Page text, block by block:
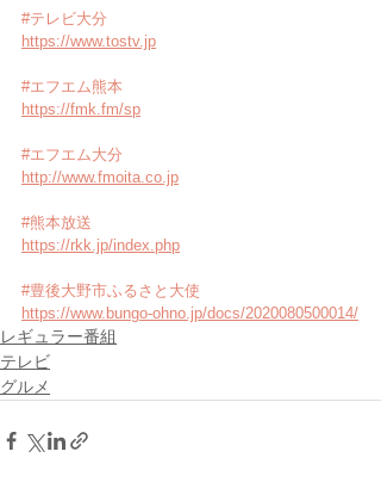
#テレビ大分
https://www.tostv.jp
#エフエム熊本
https://fmk.fm/sp
#エフエム大分
http://www.fmoita.co.jp
#熊本放送
https://rkk.jp/index.php
#豊後大野市ふるさと大使
https://www.bungo-ohno.jp/docs/2020080500014/
レギュラー番組
テレビ
グルメ